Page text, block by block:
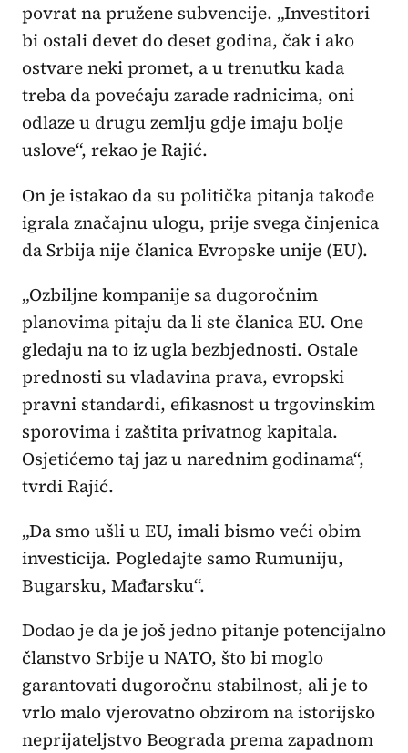
povrat na pružene subvencije. „Investitori
bi ostali devet do deset godina, čak i ako
ostvare neki promet, a u trenutku kada
treba da povećaju zarade radnicima, oni
odlaze u drugu zemlju gdje imaju bolje
uslove“, rekao je Rajić.
On je istakao da su politička pitanja takođe
igrala značajnu ulogu, prije svega činjenica
da Srbija nije članica Evropske unije (EU).
„Ozbiljne kompanije sa dugoročnim
planovima pitaju da li ste članica EU. One
gledaju na to iz ugla bezbjednosti. Ostale
prednosti su vladavina prava, evropski
pravni standardi, efikasnost u trgovinskim
sporovima i zaštita privatnog kapitala.
Osjetićemo taj jaz u narednim godinama“,
tvrdi Rajić.
„Da smo ušli u EU, imali bismo veći obim
investicija. Pogledajte samo Rumuniju,
Bugarsku, Mađarsku“.
Dodao je da je još jedno pitanje potencijalno
članstvo Srbije u NATO, što bi moglo
garantovati dugoročnu stabilnost, ali je to
vrlo malo vjerovatno obzirom na istorijsko
neprijateljstvo Beograda prema zapadnom